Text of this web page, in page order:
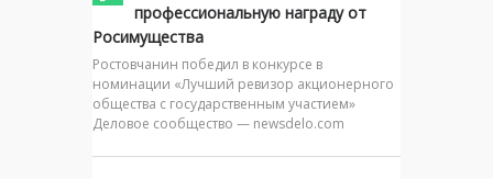
профессиональную награду от
Росимущества
Ростовчанин победил в конкурсе в
номинации «Лучший ревизор акционерного
общества с государственным участием»
Деловое сообщество — newsdelo.com